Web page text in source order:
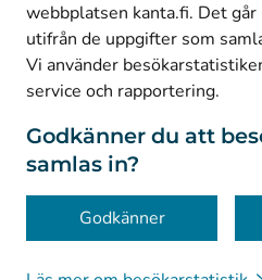
webbplatsen kanta.fi. Det
utifrån de uppgifter som
Vi använder
service och rapportering.
Godkänner du att
samlas in?
Godkänner
© Kanta-Palvelut,
Dataskydd
Om webbplatsen
Tillgänglighet
Kakor